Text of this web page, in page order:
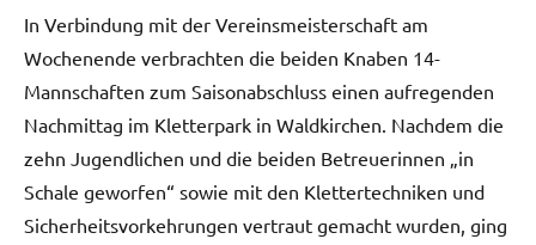
In Verbindung mit der Vereinsmeisterschaft am
Wochenende verbrachten die beiden Knaben 14-
Mannschaften zum Saisonabschluss einen aufregenden
Nachmittag im Kletterpark in Waldkirchen. Nachdem die
zehn Jugendlichen und die beiden Betreuerinnen „in
Schale geworfen“ sowie mit den Klettertechniken und
Sicherheitsvorkehrungen vertraut gemacht wurden, ging